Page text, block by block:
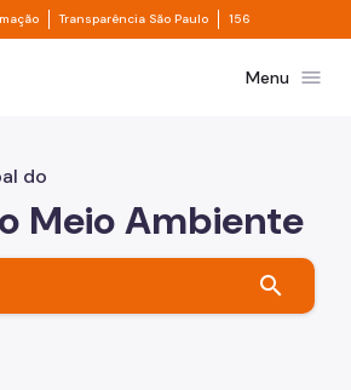
principal
Divisor de acesso à informação
Transparência São Paulo Divisor de
156
de São PauloMenu menu
do
Meio Ambiente
search